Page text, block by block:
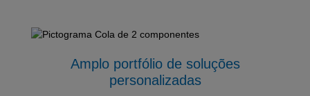
Amplo portfólio de soluções
personalizadas